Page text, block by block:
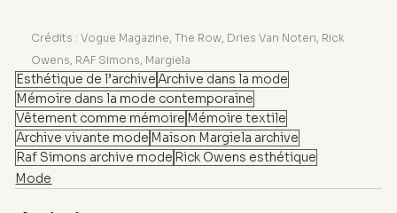
Crédits : Vogue Magazine, The Row, Dries Van Noten, Rick
Owens, RAF Simons, Margiela
Esthétique de l’archiveArchive dans la mode
Mémoire dans la mode contemporaine
Vêtement comme mémoire Mémoire textile
Archive vivante mode Maison Margiela archive
Raf Simons archive mode Rick Owens esthétique
Mode